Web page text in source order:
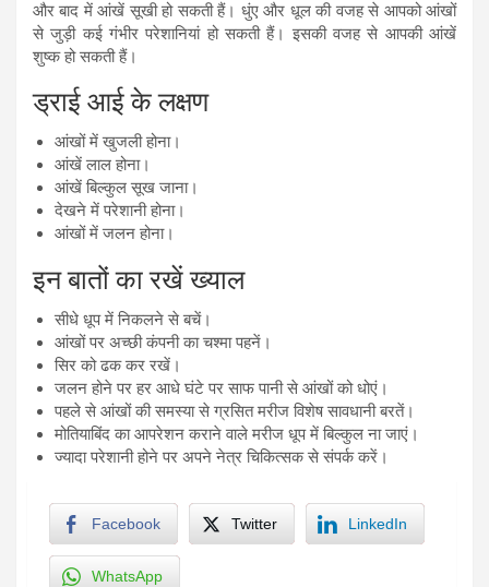
और बाद में आंखें सूखी हो सकती हैं। धुंए और धूल की वजह से आपको आंखों
से जुड़ी कई गंभीर परेशानियां हो सकती हैं। इसकी वजह से आपकी आंखें
शुष्क हो सकती हैं।
ड्राई आई के लक्षण
आंखों में खुजली होना।
आंखें लाल होना।
आंखें बिल्कुल सूख जाना।
देखने में परेशानी होना।
आंखों में जलन होना।
इन बातों का रखें ख्याल
सीधे धूप में निकलने से बचें।
आंखों पर अच्छी कंपनी का चश्मा पहनें।
सिर को ढक कर रखें।
जलन होने पर हर आधे घंटे पर साफ पानी से आंखों को धोएं।
पहले से आंखों की समस्या से ग्रसित मरीज विशेष सावधानी बरतें।
मोतियाबिंद का आपरेशन कराने वाले मरीज धूप में बिल्कुल ना जाएं।
ज्यादा परेशानी होने पर अपने नेत्र चिकित्सक से संपर्क करें।
Facebook Twitter LinkedIn
WhatsApp